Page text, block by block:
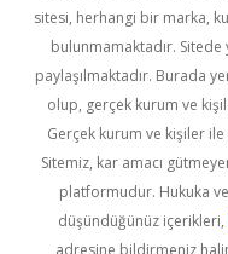
sitesi, herhangi bir marka,
bulunmamaktadır. Sitede
paylaşılmaktadır. Burada
olup, gerçek kurum ve
Gerçek kurum ve kişiler
Sitemiz, kar amacı
platformudur. Hukuka
düşündüğünüz içerikleri,
adresine bildirmeniz